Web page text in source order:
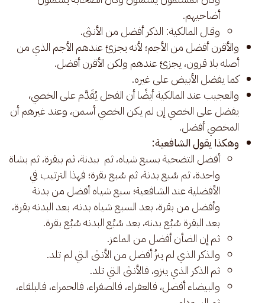
أضاحيهم.
وقال المالكية: الذكر أفضل من الأنثى.
والأقرن أفضل من الأجم؛ لأنه يجزئ عندهم الأجم الذي من
أصله بلا قرون، يجزئ عندهم ولكن الأقرن أفضل.
كما يفضل الأبيض على غيره.
والعجيب عند المالكية أيضًا أن الفحل يُقَدَّم على الخصي،
يفضل على الخصي إن لم يكن الخصي أسمن، وعند غيرهم أن
المخصي أفضل.
وهكذا يقول الشافعية:
أفضل التضحية بسبع شياه، ثم ببدنة، ثم ببقرة، ثم بشاة
واحدة، ثم سُبع بدنة، ثم سُبع بقرة؛ فهذا الترتيب في
الأفضلية عند الشافعية؛ سبع شياه أفضل من بدنة
وأفضل من بقرة، بعد السبع شياه بدنه، بعد البدنه بقرة،
بعد البقرة سُبُع بدنه، بعد سُبُع البدنه سُبُع بقرة.
ثم إن الضأن أفضل من الماعز.
والذكر الذي لم ينزُ أفضل من الأنثى التي لم تلد.
ثم الذكر الذي ينزو، فالأنثى التي تلد.
والبيضاء أفضل، فالعفراء، فالصفراء، فالحمراء، فالبلقاء،